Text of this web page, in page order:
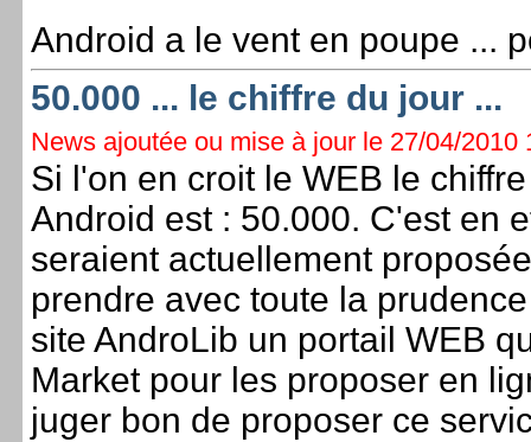
Android a le vent en poupe ...
50.000 ... le chiffre du jour ...
News ajoutée ou mise à jour le 27/04/2010
Si l'on en croit le WEB le
Android est : 50.000. C'est en
seraient actuellement
prendre avec toute la
site AndroLib un portail WEB
Market pour les proposer en
juger bon de proposer ce